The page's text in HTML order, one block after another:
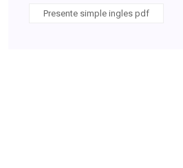
Presente simple ingles pdf